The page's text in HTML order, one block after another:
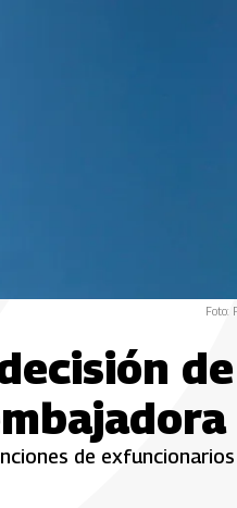
Foto:
de
de